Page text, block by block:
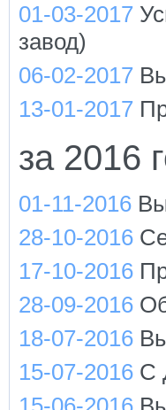
01-03-2017
завод)
06-02-2017
13-01-2017
за 2016
01-11-2016
28-10-2016
17-10-2016
28-09-2016
18-07-2016
15-07-2016 С